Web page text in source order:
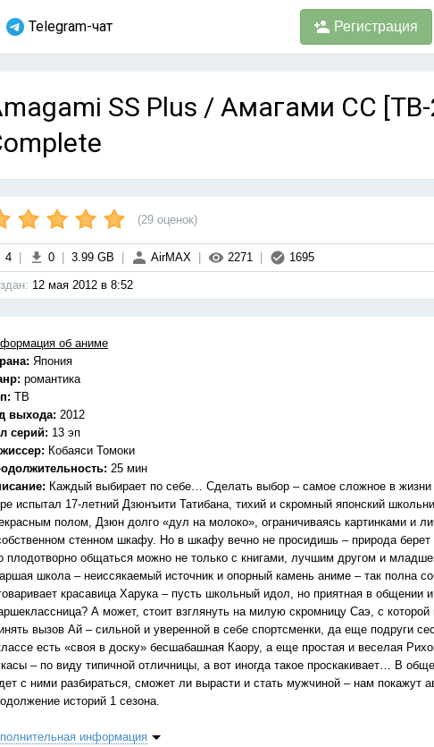
Telegram-чат Регистрация
SS Plus / Амагами СС [ТВ-
(29 оценок)
4 0 3.99 GB AirMAX 2271 1695
12 мая 2012 в 8:52
об аниме
Япония
романтика
ТВ
выхода: 2012
серий: 13 эп
Кобаяси Томоки
25 мин
Каждый выбирает по себе… Сделать выбор – самое сложное в жизни
испытал 17-летний Дзюнъити Татибана, тихий и скромный японский
полом, Дзюн долго «дул на молоко», ограничиваясь картинками и
стенном шкафу. Но в шкафу вечно не просидишь – природа берет
плодотворно общаться можно не только с книгами, лучшим другом и
школа – неиссякаемый источник и опорный камень аниме – так полна
красавица Харука – пусть школьный идол, но приятная в общении
А может, стоит взглянуть на милую скромницу Саэ, с
вызов Ай – сильной и уверенной в себе спортсменки, да еще подруги
есть «своя в доску» бесшабашная Каору, а еще простая и веселая
– по виду типичной отличницы, а вот иногда такое проскакивает… В
с ними разбираться, сможет ли вырасти и стать мужчиной – нам покажут
историй 1 сезона.
информация